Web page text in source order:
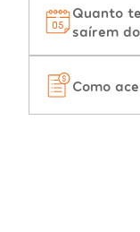
Quanto
saírem
Como